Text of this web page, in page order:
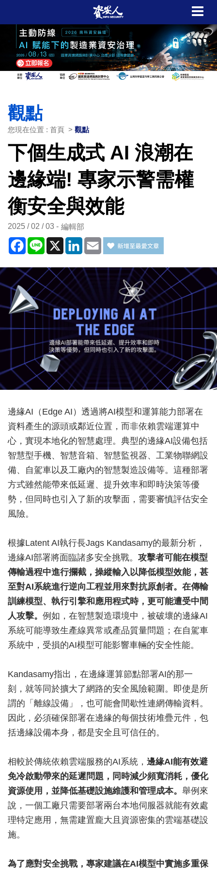
觀點
您現在位置 : 首頁 > 觀點
下個生成式 AI 浪潮在
邊緣端! 專家示警需權
衡安全與效能
2025 / 02 / 03 編輯部
Facebook
Line X LinkedIn
Email
邊緣AI（Edge AI）透過將AI模型和運算能力部署在
資料產生的源頭或鄰近位置，而非依賴雲端運算中
心，實現本地化的智慧處理。典型的邊緣AI設備包括
智慧型手機、智慧音箱、智慧監視器、工業物聯網設
備、自駕車以及工廠內的智慧製造設備等。這種部署
方式雖然能帶來低延遲、提升效率和即時決策等優
勢，但同時也引入了新的攻擊面，需要審慎評估安全
風險。
根據Latent AI執行長Jags Kandasamy的最新分析，
邊緣AI部署將面臨諸多安全挑戰。 攻擊者可能在模型
傳輸過程中進行攔截，操縱輸入以降低模型效能，甚
至對AI系統進行逆向工程並用來對抗原創者。在傳輸
訓練模型、執行引擎和應用程式時，更可能遭受中間
人攻擊。 例如，在智慧製造環境中，被破壞的邊緣AI
系統可能導致生產線異常或產品質量問題；在自駕車
系統中，受損的AI模型可能影響車輛的安全性能。
Kandasamy指出，在邊緣運算節點部署AI的那一
刻，就等同於擴大了網路的安全風險範圍。即使是所
謂的「離線設備」，也可能會間歇性連網傳輸資料。
因此，必須確保部署在邊緣的每個技術堆疊元件，包
括邊緣設備本身，都是安全且可信任的。
相較於傳統依賴雲端服務的AI系統， 邊緣AI能有效避
免冷啟動帶來的延遲問題，同時減少頻寬消耗，優化
資源使用，並降低基礎設施維護和管理成本。 舉例來
說，一個工廠只需要部署兩台本地伺服器就能有效處
理特定應用，無需建置龐大且資源密集的雲端基礎設
施。
為了應對安全挑戰，專家建議在AI模型中實施多重保